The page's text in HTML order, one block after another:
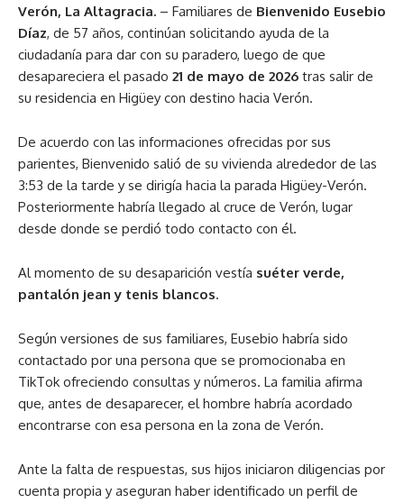
Verón, La Altagracia. – Familiares de Bienvenido Eusebio
Díaz, de 57 años, continúan solicitando ayuda de la
ciudadanía para dar con su paradero, luego de que
desapareciera el pasado 21 de mayo de 2026 tras salir de
su residencia en Higüey con destino hacia Verón.
De acuerdo con las informaciones ofrecidas por sus
parientes, Bienvenido salió de su vivienda alrededor de las
3:53 de la tarde y se dirigía hacia la parada Higüey-Verón.
Posteriormente habría llegado al cruce de Verón, lugar
desde donde se perdió todo contacto con él.
Al momento de su desaparición vestía suéter verde,
pantalón jean y tenis blancos.
Según versiones de sus familiares, Eusebio habría sido
contactado por una persona que se promocionaba en
TikTok ofreciendo consultas y números. La familia afirma
que, antes de desaparecer, el hombre habría acordado
encontrarse con esa persona en la zona de Verón.
Ante la falta de respuestas, sus hijos iniciaron diligencias por
cuenta propia y aseguran haber identificado un perfil de